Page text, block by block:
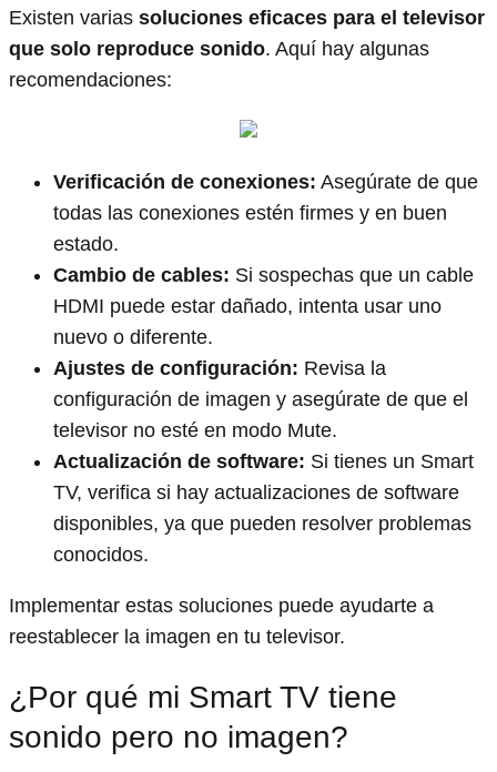
Existen varias soluciones eficaces para el televisor
que solo reproduce sonido. Aquí hay algunas
recomendaciones:
Verificación de conexiones: Asegúrate de que
todas las conexiones estén firmes y en buen
estado.
Cambio de cables: Si sospechas que un cable
HDMI puede estar dañado, intenta usar uno
nuevo o diferente.
Ajustes de configuración: Revisa la
configuración de imagen y asegúrate de que el
televisor no esté en modo Mute.
Actualización de software: Si tienes un Smart
TV, verifica si hay actualizaciones de software
disponibles, ya que pueden resolver problemas
conocidos.
Implementar estas soluciones puede ayudarte a
reestablecer la imagen en tu televisor.
¿Por qué mi Smart TV tiene
sonido pero no imagen?